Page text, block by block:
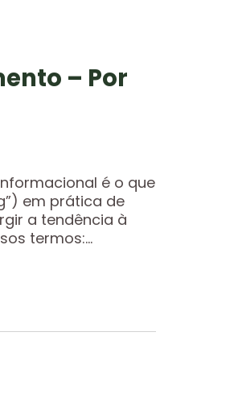
– Por
é o que
em prática de
a tendência à
termos:...